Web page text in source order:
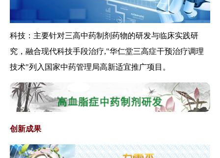
考核工作方案...
国家中医药管理局办公室关于印
（试行）等3个...
关于做好《医疗纠纷预防和处理
国家卫生健康委 国家中医药管理
局联合部署做...
中医医术确有专长人员医师资格
考核注册管理...
科技：主要针对三高中药制剂药物的研发与临床实践研
究，融合现代科技手段治疗,"华仁堂三高症干预治疗调理
技术"列入国家中药管理局高新适宜推广项目。
创新成果